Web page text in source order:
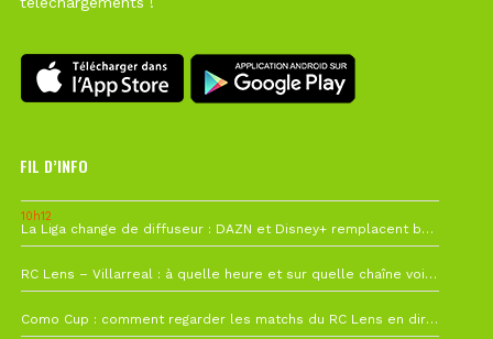
FIL D’INFO
10h12
La Liga change de diffuseur : DAZN et Disney+ remplacent beIN Sports !
RC Lens – Villarreal : à quelle heure et sur quelle chaîne voir la finale de la Como Cup ?
Como Cup : comment regarder les matchs du RC Lens en direct ?